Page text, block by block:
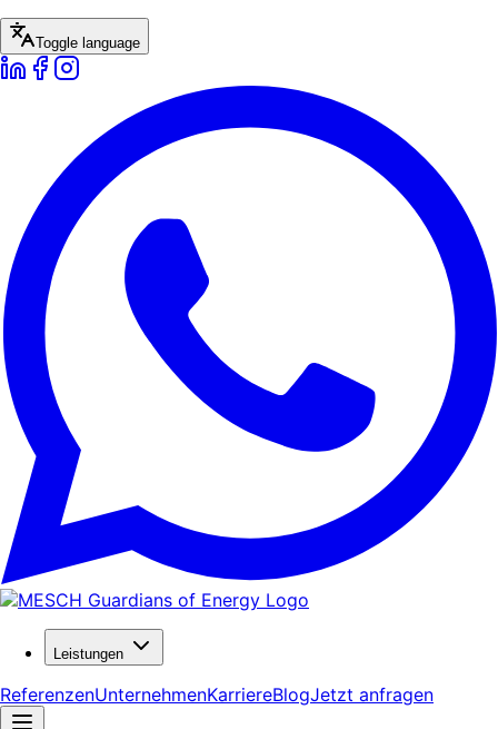
Toggle language
Leistungen
ReferenzenUnternehmenKarriereBlogJetzt anfragen